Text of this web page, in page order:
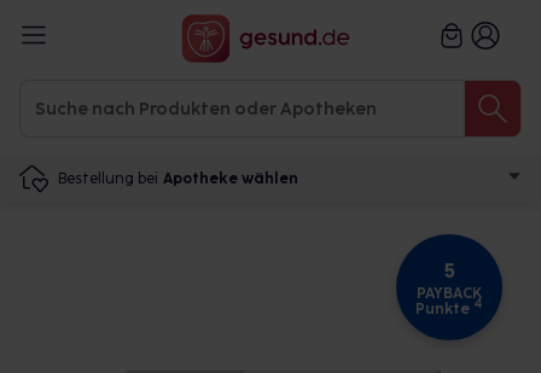
Bestellung bei Apotheke wählen
5
PAYBACK
Punkte 4